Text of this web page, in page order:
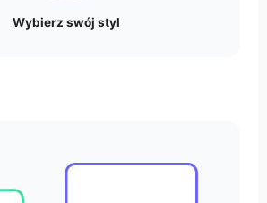
Wybierz swój styl